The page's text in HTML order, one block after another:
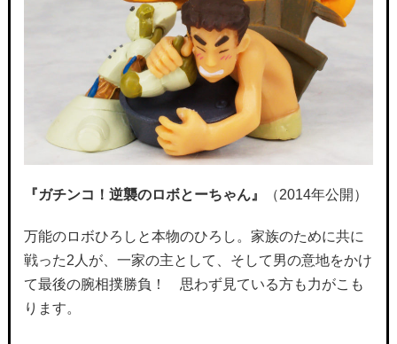
『ガチンコ！逆襲のロボとーちゃん』 （2014年公開）
万能のロボひろしと本物のひろし。家族のために共に
戦った2人が、一家の主として、そして男の意地をかけ
て最後の腕相撲勝負！ 思わず見ている方も力がこも
ります。